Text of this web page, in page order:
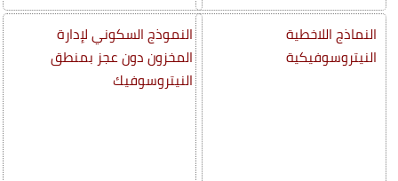
النماذج اللاخطية
النيتروسوفيكية
النموذج السكوني لإدارة
المخزون دون عجز بمنطق
النيتروسوفيك